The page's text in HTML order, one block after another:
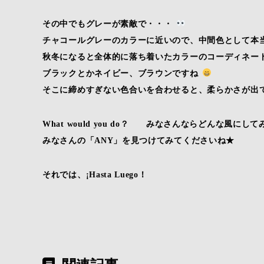
その中でもグレーが素敵で・・・
チャコールグレーのカラーに近いので、中間色として本
秋冬になると全体的に落ち着いたカラーのコーディネー
ブラックとかネイビー、ブラウンですね
そこに締めすぎない色合いを合わせると、柔らかさが
What would you do？ みなさんならどんな風にして
みなさんの「ANY」を見つけてみてくださいね★
それでは、¡Hasta Luego！